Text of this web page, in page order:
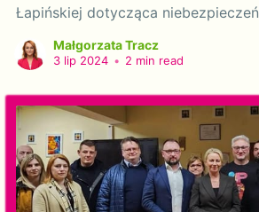
Łapińskiej dotycząca
Szanowna Pani Dyrektor! Działając na podstawie art.
mandatu posła i senatora (tj. Dz.
późn.
Małgorzata Tracz
3 lip 2024 • 2 min read